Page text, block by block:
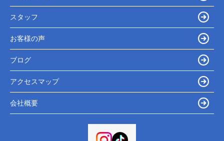
スタッフ
お客様の声
ブログ
アクセスマップ
会社概要